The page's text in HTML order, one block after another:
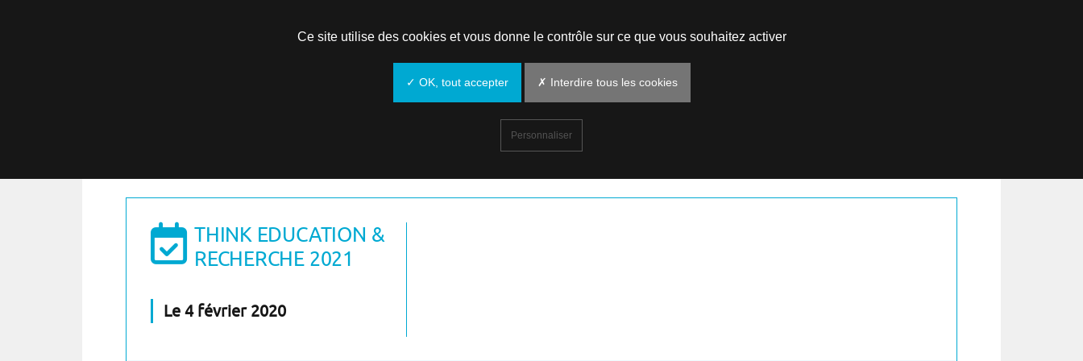
THINK EDUCATION &
RECHERCHE 2021
Le 4 février 2020
Ce site utilise des cookies et vous donne le contrôle sur ce que vous souhaitez activer
✓ OK, tout accepter ✗ Interdire tous les cookies
Personnaliser